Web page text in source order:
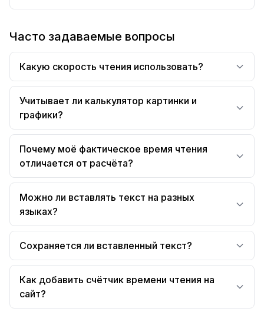
Часто задаваемые вопросы
Какую скорость чтения использовать?
Учитывает ли калькулятор картинки и
графики?
Почему моё фактическое время чтения
отличается от расчёта?
Можно ли вставлять текст на разных
языках?
Сохраняется ли вставленный текст?
Как добавить счётчик времени чтения на
сайт?